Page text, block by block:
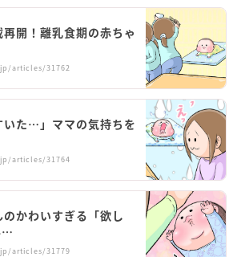
再開！離乳食期の赤ちゃ
articles/31762
いた…」ママの気持ちを
articles/31764
のかわいすぎる「欲し
…
articles/31779